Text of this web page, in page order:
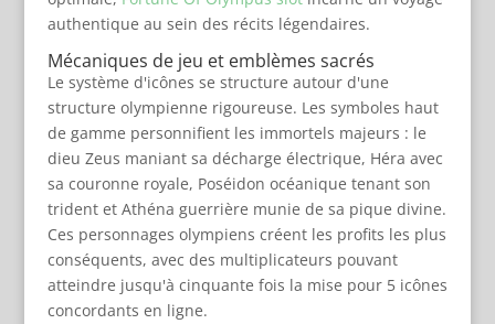
authentique au sein des récits légendaires.
Mécaniques de jeu et emblèmes sacrés
Le système d'icônes se structure autour d'une
structure olympienne rigoureuse. Les symboles haut
de gamme personnifient les immortels majeurs : le
dieu Zeus maniant sa décharge électrique, Héra avec
sa couronne royale, Poséidon océanique tenant son
trident et Athéna guerrière munie de sa pique divine.
Ces personnages olympiens créent les profits les plus
conséquents, avec des multiplicateurs pouvant
atteindre jusqu'à cinquante fois la mise pour 5 icônes
concordants en ligne.